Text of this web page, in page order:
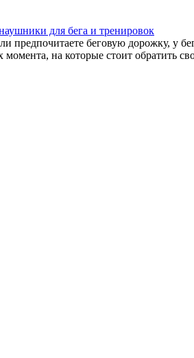
для бега и тренировок
предпочитаете беговую дорожку, у
на которые стоит